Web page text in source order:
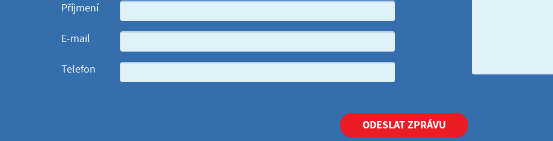
Příjmení
E-mail
Telefon
ODESLAT ZPRÁVU